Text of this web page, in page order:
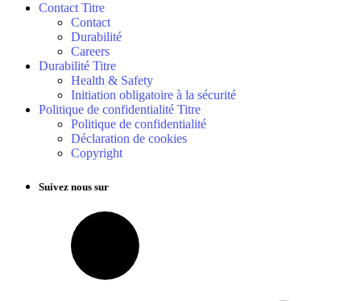
Contact Titre
Contact
Durabilité
Careers
Durabilité Titre
Health & Safety
Initiation obligatoire à la sécurité
Politique de confidentialité Titre
Politique de confidentialité
Déclaration de cookies
Copyright
Suivez nous sur